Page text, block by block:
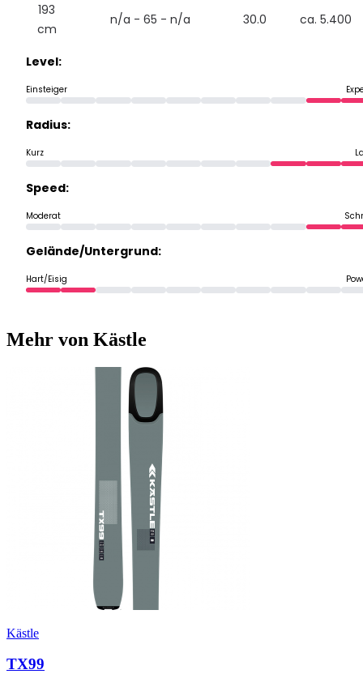
193
cm
n/a - 65 - n/a 30.0 ca. 5.400
Level:
Einsteiger
Radius:
Kurz
Speed:
Moderat
Gelände/Untergrund:
Hart/Eisig
Mehr von Kästle
Kästle
TX99